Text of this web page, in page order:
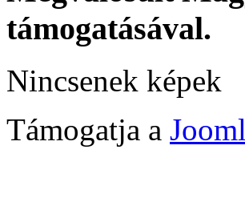
támogatásával.
Nincsenek képek
Támogatja a